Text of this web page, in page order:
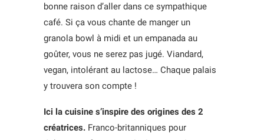
bonne raison d’aller dans ce sympathique
café. Si ça vous chante de manger un
granola bowl à midi et un empanada au
goûter, vous ne serez pas jugé. Viandard,
vegan, intolérant au lactose… Chaque palais
y trouvera son compte !
Ici la cuisine s’inspire des origines des 2
créatrices. Franco-britanniques pour